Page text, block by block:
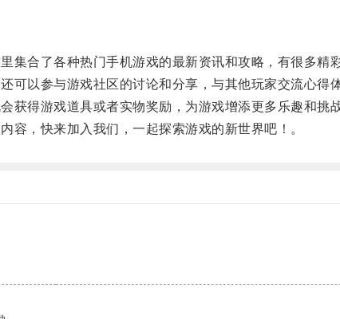
合了各种热门手机游戏的最新资讯和攻略，有很多精彩
以参与游戏社区的讨论和分享，与其他玩家交流心得
得游戏道具或者实物奖励，为游戏增添更多乐趣和挑战
，快来加入我们，一起探索游戏的新世界吧！。